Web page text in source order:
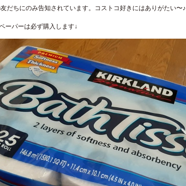
だちにのみ告知されています。コストコ好きにはありがたい〜♪
ーパーは必ず購入します↓